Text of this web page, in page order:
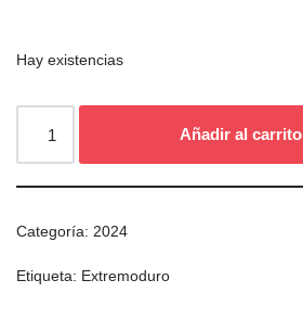
Hay existencias
Añadir al carrito
Categoría: 2024
Etiqueta: Extremoduro